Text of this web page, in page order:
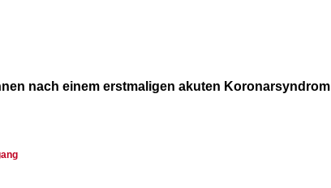
nach einem erstmaligen akuten Koronarsyndrom